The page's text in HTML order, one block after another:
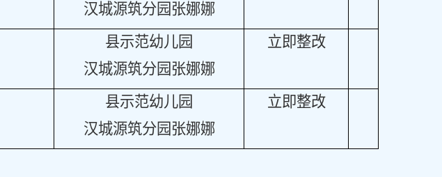
汉城源筑分园张娜娜
县示范幼儿园
汉城源筑分园张娜娜
立即整改
县示范幼儿园
汉城源筑分园张娜娜
立即整改